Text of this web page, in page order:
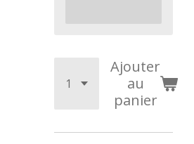
Ajouter
au
panier